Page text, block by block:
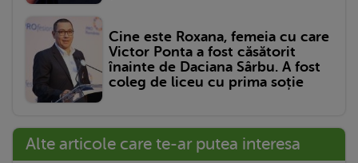
Cine este Roxana, femeia cu care
Victor Ponta a fost căsătorit
înainte de Daciana Sârbu. A fost
coleg de liceu cu prima soție
Alte articole care te-ar putea interesa